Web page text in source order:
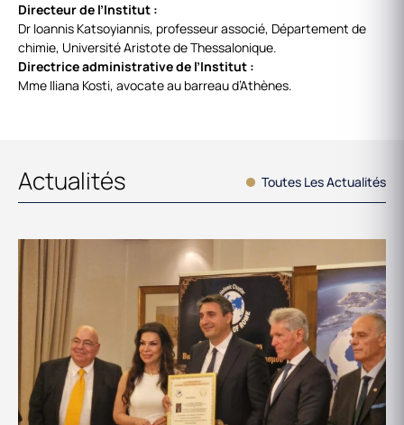
Directeur de l’Institut :
Dr Ioannis Katsoyiannis, professeur associé, Département de
chimie, Université Aristote de Thessalonique.
Directrice administrative de l’Institut :
Mme Iliana Kosti, avocate au barreau d’Athènes.
Actualités Toutes Les Actualités